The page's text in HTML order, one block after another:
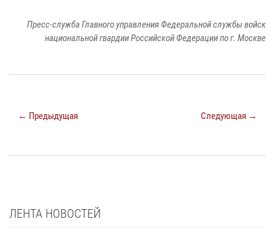
Пресс-служба Главного управления Федеральной службы войск
национальной гвардии Российской Федерации по г. Москве
← Предыдущая Следующая →
ЛЕНТА НОВОСТЕЙ